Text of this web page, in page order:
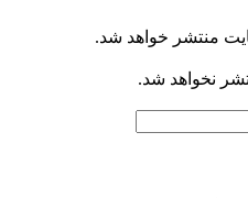
منتشر خواهد شد.
نخواهد شد.